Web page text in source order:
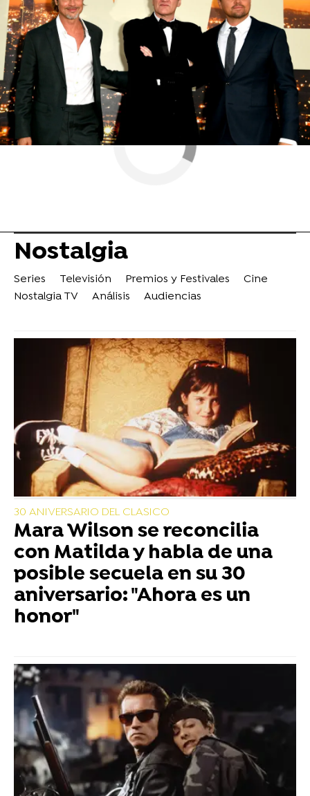
ObjetivoTV » Nostalgia
Nostalgia
Series Televisión Premios y Festivales
Cine
Nostalgia TV
Análisis Audiencias
30 ANIVERSARIO DEL CLASICO
Mara Wilson se reconcilia
con Matilda y habla de una
posible secuela en su 30
aniversario: "Ahora es un
honor"